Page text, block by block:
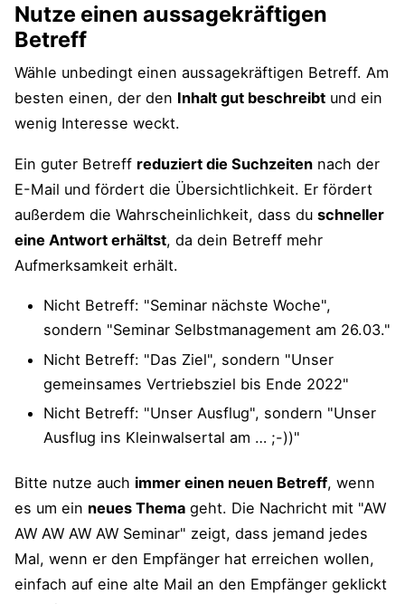
Nutze einen aussagekräftigen
Betreff
Wähle unbedingt einen aussagekräftigen Betreff. Am
besten einen, der den Inhalt gut beschreibt und ein
wenig Interesse weckt.
Ein guter Betreff reduziert die Suchzeiten nach der
E-Mail und fördert die Übersichtlichkeit. Er fördert
außerdem die Wahrscheinlichkeit, dass du schneller
eine Antwort erhältst, da dein Betreff mehr
Aufmerksamkeit erhält.
Nicht Betreff: "Seminar nächste Woche",
sondern "Seminar Selbstmanagement am 26.03."
Nicht Betreff: "Das Ziel", sondern "Unser
gemeinsames Vertriebsziel bis Ende 2022"
Nicht Betreff: "Unser Ausflug", sondern "Unser
Ausflug ins Kleinwalsertal am … ;-))"
Bitte nutze auch immer einen neuen Betreff, wenn
es um ein neues Thema geht. Die Nachricht mit "AW
AW AW AW AW Seminar" zeigt, dass jemand jedes
Mal, wenn er den Empfänger hat erreichen wollen,
einfach auf eine alte Mail an den Empfänger geklickt